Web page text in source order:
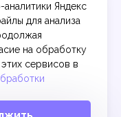
Яндекс
для анализа
на обработку
сервисов в